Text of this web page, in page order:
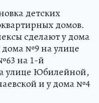
детских
домов.
сделают у дома
№9 на улице
на 1-й
улице Юбилейной,
и у дома №4